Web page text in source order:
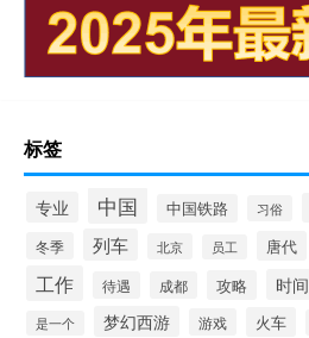
标签
专业 中国 中国铁路 习俗
冬季 列车 北京 员工 唐代
工作 待遇 成都 攻略 时间
是一个 梦幻西游 游戏 火车